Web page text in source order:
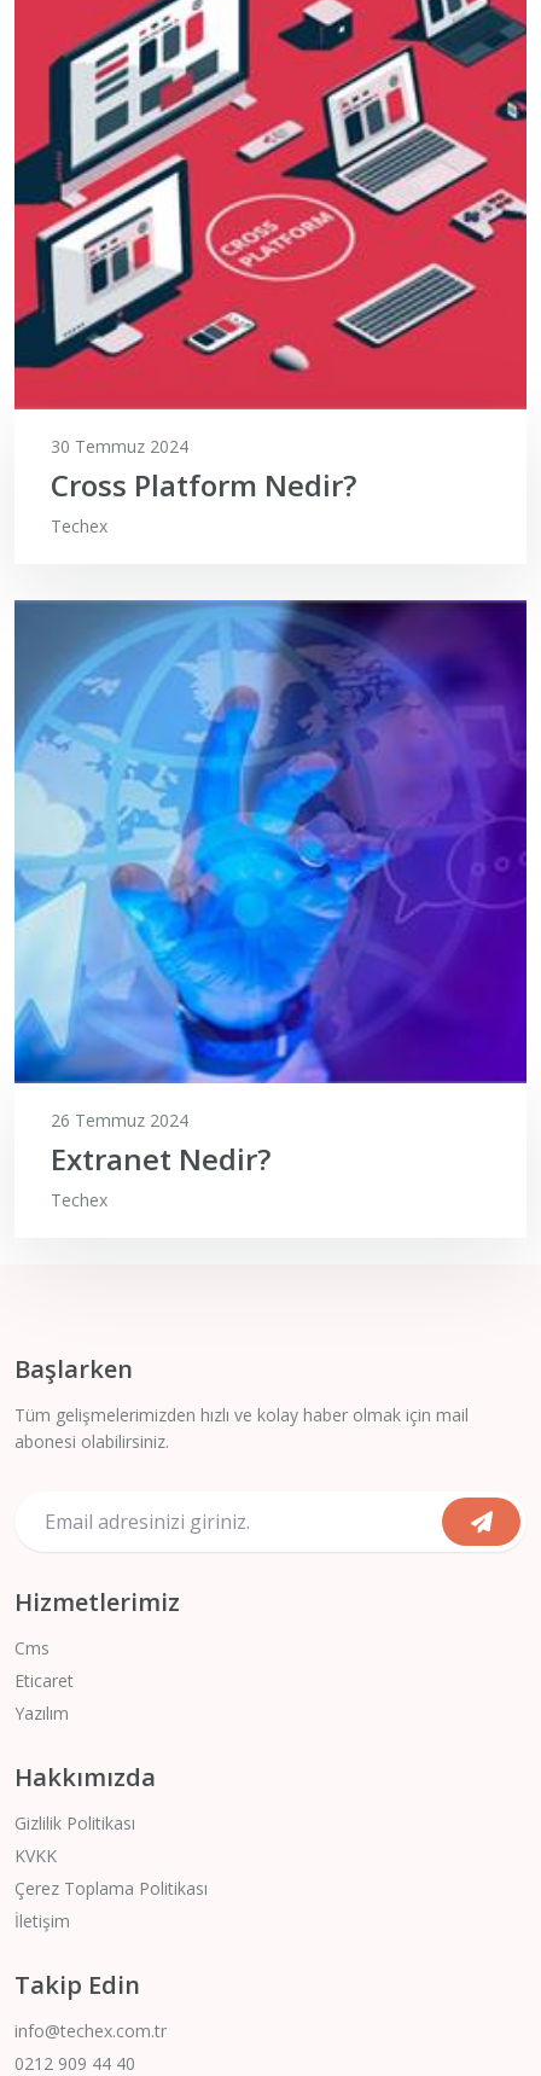
30 Temmuz 2024
Cross Platform Nedir?
Techex
26 Temmuz 2024
Extranet Nedir?
Techex
Başlarken
Tüm gelişmelerimizden hızlı ve kolay haber olmak için mail
abonesi olabilirsiniz.
Hizmetlerimiz
Cms
Eticaret
Yazılım
Hakkımızda
Gizlilik Politikası
KVKK
Çerez Toplama Politikası
İletişim
Takip Edin
info@techex.com.tr
0212 909 44 40